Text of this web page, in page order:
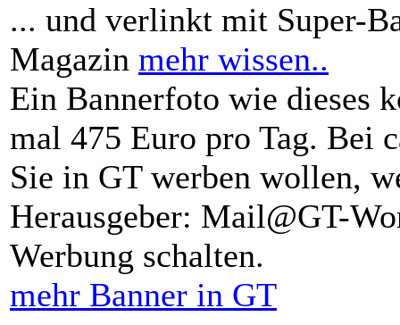
... und verlinkt mit Super-
Magazin mehr wissen..
Ein Bannerfoto wie dieses
mal 475 Euro pro Tag. Bei
Sie in GT werben wollen,
Herausgeber: Mail@GT-
Werbung schalten.
mehr Banner in GT